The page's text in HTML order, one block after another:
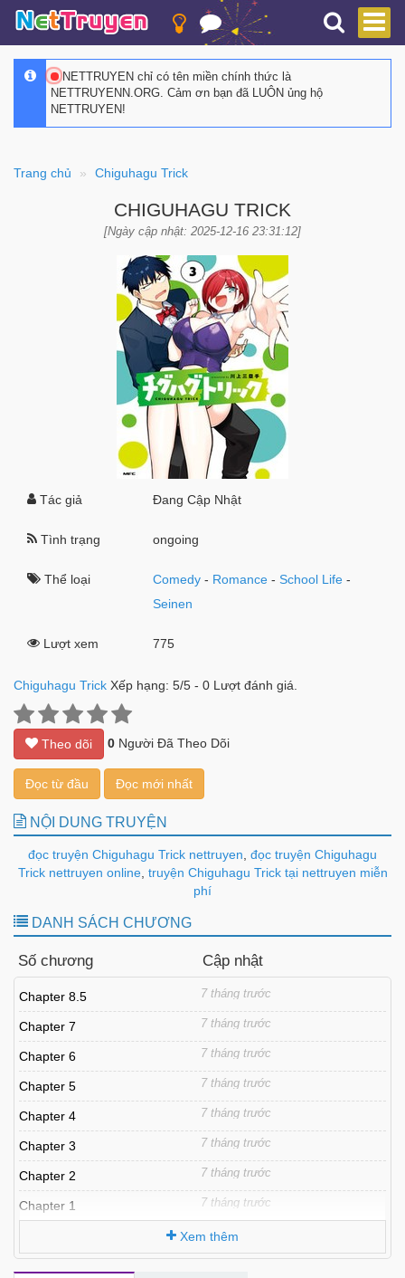
NETTRUYEN chỉ có tên miền chính thức là
NETTRUYENN.ORG. Cảm ơn bạn đã LUÔN ủng hộ
NETTRUYEN!
Trang chủ Chiguhagu Trick
CHIGUHAGU TRICK
[Ngày cập nhật: 2025-12-16 23:31:12]
Tác giả Đang Cập Nhật
Tình trạng ongoing
Thể loại Comedy - Romance -School Life -
Seinen
Lượt xem 775
Chiguhagu Trick Xếp hạng: 5/5 - 0 Lượt đánh giá.
Theo dõi 0 Người Đã Theo Dõi
Đọc từ đầu Đọc mới nhất
NỘI DUNG TRUYỆN
đọc truyện Chiguhagu Trick nettruyen đọc truyện Chiguhagu
Trick nettruyen online, truyện Chiguhagu Trick tại nettruyen miễn
phí
DANH SÁCH CHƯƠNG
Số chương Cập nhật
Chapter 8.5 7 tháng trước
Chapter 7 7 tháng trước
Chapter 6 7 tháng trước
Chapter 5 7 tháng trước
Chapter 4 7 tháng trước
Chapter 3 7 tháng trước
Chapter 2 7 tháng trước
Chapter 1 7 tháng trước
Xem thêm